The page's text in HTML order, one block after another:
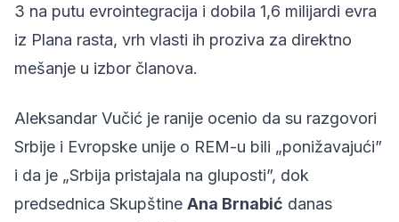
3 na putu evrointegracija i dobila 1,6 milijardi evra
iz Plana rasta, vrh vlasti ih proziva za direktno
mešanje u izbor članova.
Aleksandar Vučić je ranije ocenio da su razgovori
Srbije i Evropske unije o REM-u bili „ponižavajući”
i da je „Srbija pristajala na gluposti”, dok
predsednica Skupštine Ana Brnabić danas